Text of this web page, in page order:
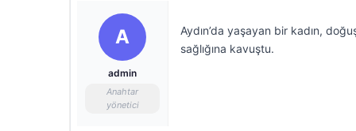
A
admin
Anahtar
yönetici
Aydın’da yaşayan bir kadın,
sağlığına kavuştu.